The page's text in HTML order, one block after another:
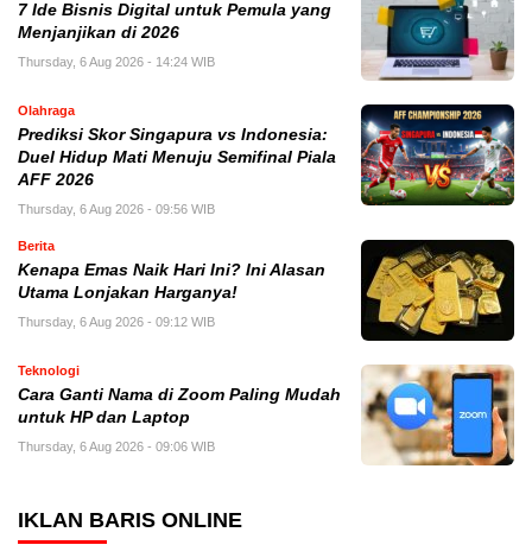
7 Ide Bisnis Digital untuk Pemula yang
Menjanjikan di 2026
Thursday, 6 Aug 2026 - 14:24 WIB
Olahraga
Prediksi Skor Singapura vs Indonesia:
Duel Hidup Mati Menuju Semifinal Piala
AFF 2026
Thursday, 6 Aug 2026 - 09:56 WIB
Berita
Kenapa Emas Naik Hari Ini? Ini Alasan
Utama Lonjakan Harganya!
Thursday, 6 Aug 2026 - 09:12 WIB
Teknologi
Cara Ganti Nama di Zoom Paling Mudah
untuk HP dan Laptop
Thursday, 6 Aug 2026 - 09:06 WIB
IKLAN BARIS ONLINE